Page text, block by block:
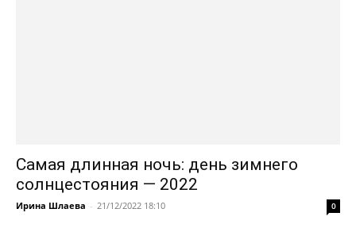
Самая длинная ночь: день зимнего
солнцестояния — 2022
Ирина Шлаева - 21/12/2022 18:10 0